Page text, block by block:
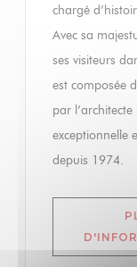
chargé
Avec sa
ses visiteurs
est composée
par
exceptionnelle
depuis 1974.